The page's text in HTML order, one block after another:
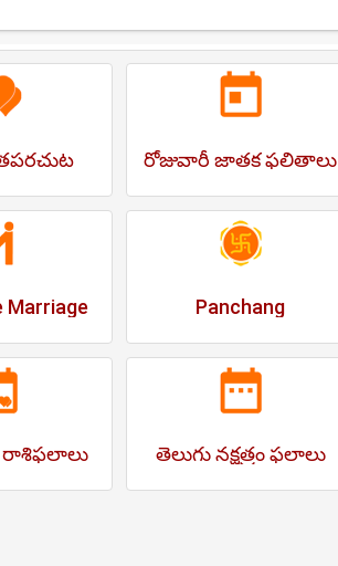
రోజువారీ జాతక ఫలితాలు
Marriage Panchang
రాశిఫలాలు తెలుగు నక్షత్రం ఫలాలు